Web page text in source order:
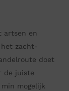
artsen en
het zacht-
doet
de juiste
mogelijk